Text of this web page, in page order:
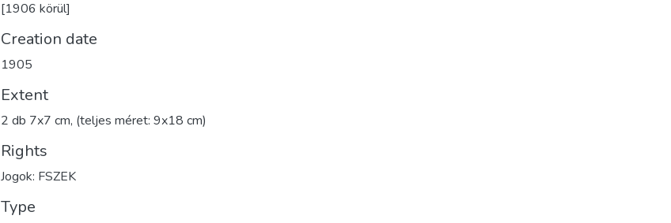
[1906 körül]
Creation date
1905
Extent
2 db 7x7 cm, (teljes méret: 9x18 cm)
Rights
Jogok: FSZEK
Type